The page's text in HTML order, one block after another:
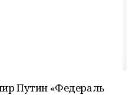
Путин «Федераль